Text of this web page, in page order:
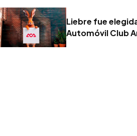
Liebre fue
Automóvil Club